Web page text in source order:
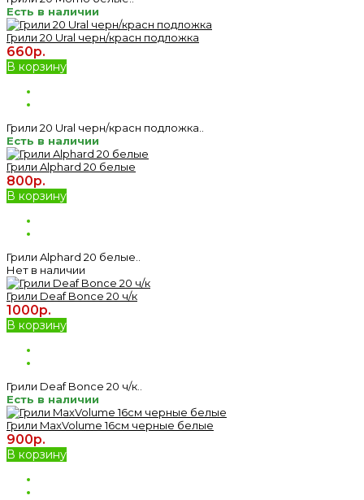
Есть в наличии
Грили 20 Ural черн/красн подложка
660р.
В корзину
Грили 20 Ural черн/красн подложка..
Есть в наличии
Грили Alphard 20 белые
800р.
В корзину
Грили Alphard 20 белые..
Нет в наличии
Грили Deaf Bonce 20 ч/к
1000р.
В корзину
Грили Deaf Bonce 20 ч/к..
Есть в наличии
Грили MaxVolume 16см черные белые
900р.
В корзину